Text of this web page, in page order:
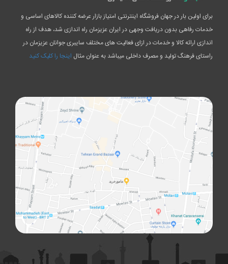
برای اولین بار در جهان فروشگاه اینترنتی امتیاز بازار عرضه کننده کالاهای اساسی و
خدمات رفاهی بدون دریافت وجهی در ایران عزیزمان راه اندازی شد، هدف از راه
اندازی ارائه کالا و خدمات در ازای فعالیت های مختلف سایبری جوانان عزیزمان در
راستای فرهنگ تولید و مصرف داخلی میباشد به عنوان مثال اینجا را کلیک کنید